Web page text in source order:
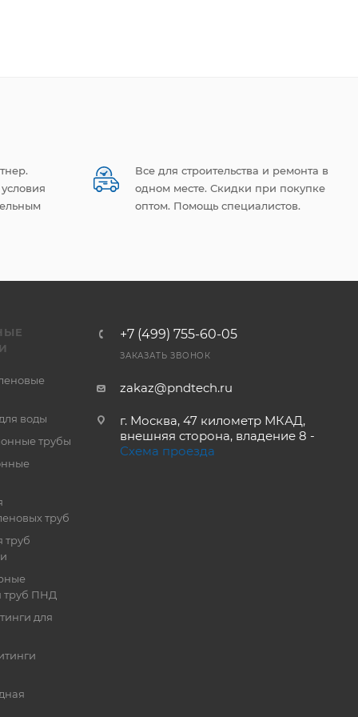
Все для строительства и ремонта в
одном месте. Скидки при покупке
оптом. Помощь специалистов.
воды
трубы
труб
труб
труб ПНД
для
+7 (499) 755-60-05
ЗАКАЗАТЬ ЗВОНОК
zakaz@pndtech.ru
г. Москва, 47 километр МКАД,
внешняя сторона, владение 8 -
Схема проезда